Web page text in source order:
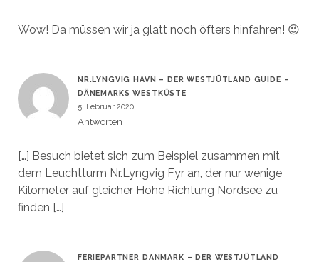
Wow! Da müssen wir ja glatt noch öfters hinfahren! 😉
NR.LYNGVIG HAVN – DER WESTJÜTLAND GUIDE –
DÄNEMARKS WESTKÜSTE
5. Februar 2020
Antworten
[…] Besuch bietet sich zum Beispiel zusammen mit
dem Leuchtturm Nr.Lyngvig Fyr an, der nur wenige
Kilometer auf gleicher Höhe Richtung Nordsee zu
finden […]
FERIEPARTNER DANMARK – DER WESTJÜTLAND